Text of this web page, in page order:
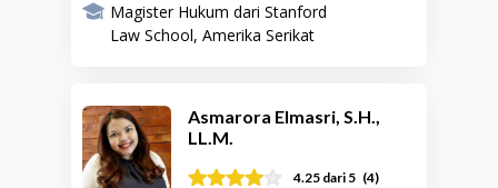
Magister Hukum dari Stanford
Law School, Amerika Serikat
Asmarora Elmasri, S.H.,
LL.M.
4.25 dari 5 (4)